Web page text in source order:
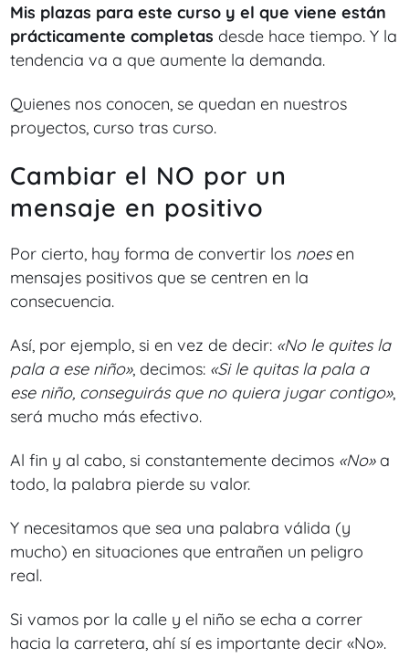
Mis plazas para este curso y el que viene están
prácticamente completas desde hace tiempo. Y la
tendencia va a que aumente la demanda.
Quienes nos conocen, se quedan en nuestros
proyectos, curso tras curso.
Cambiar el NO por un
mensaje en positivo
Por cierto, hay forma de convertir los noesen
mensajes positivos que se centren en la
consecuencia.
Así, por ejemplo, si en vez de decir: «No le quites la
pala a ese niño», decimos: «Si le quitas la pala a
ese niño, conseguirás que no quiera jugar contigo»,
será mucho más efectivo.
Al fin y al cabo, si constantemente decimos «No»a
todo, la palabra pierde su valor.
Y necesitamos que sea una palabra válida (y
mucho) en situaciones que entrañen un peligro
real.
Si vamos por la calle y el niño se echa a correr
hacia la carretera, ahí sí es importante decir «No».